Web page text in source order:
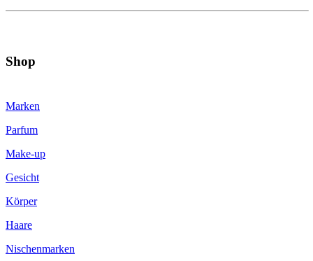
Shop
Marken
Parfum
Make-up
Gesicht
Körper
Haare
Nischenmarken